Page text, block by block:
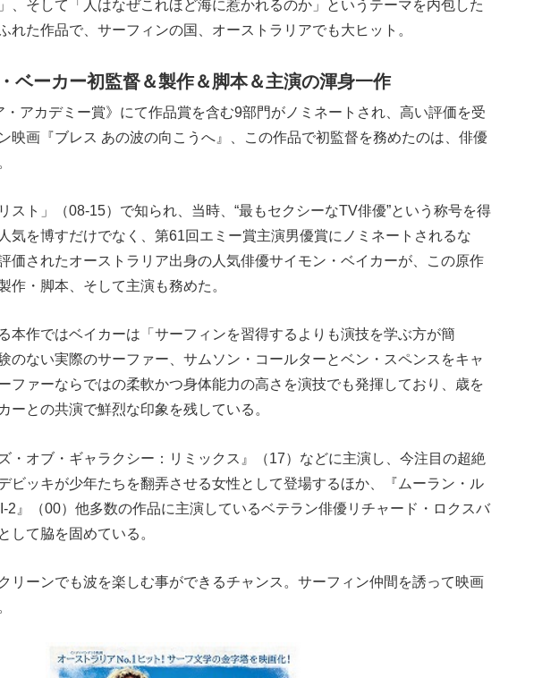
、そして「人はなぜこれほど海に惹かれるのか」というテーマを内包した
れた作品で、サーフィンの国、オーストラリアでも大ヒット。
ベーカー初監督＆製作＆脚本＆主演の渾身一作
・アカデミー賞》にて作品賞を含む9部門がノミネートされ、高い評価を受
映画『ブレス あの波の向こうへ』、この作品で初監督を務めたのは、俳優
スト」（08-15）で知られ、当時、“最もセクシーなTV俳優”という称号を得
気を博すだけでなく、第61回エミー賞主演男優賞にノミネートされるな
価されたオーストラリア出身の人気俳優サイモン・ベイカーが、この原作
作・脚本、そして主演も務めた。
本作ではベイカーは「サーフィンを習得するよりも演技を学ぶ方が簡
のない実際のサーファー、サムソン・コールターとベン・スペンスをキャ
ファーならではの柔軟かつ身体能力の高さを演技でも発揮しており、歳を
ーとの共演で鮮烈な印象を残している。
・オブ・ギャラクシー：リミックス』（17）などに主演し、今注目の超絶
ビッキが少年たちを翻弄させる女性として登場するほか、『ムーラン・ル
2』（00）他多数の作品に主演しているベテラン俳優リチャード・ロクスバ
して脇を固めている。
リーンでも波を楽しむ事ができるチャンス。サーフィン仲間を誘って映画